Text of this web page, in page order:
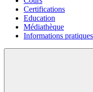
Certifications
Education
Médiathèque
Informations pratiques